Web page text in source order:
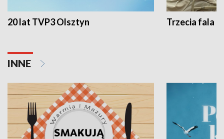
20 lat TVP3 Olsztyn Trzecia fala -
INNE